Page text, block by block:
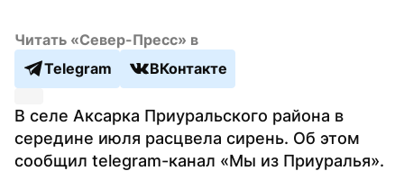
Читать «Север-Пресс» в
Telegram
ВКонтакте
В селе Аксарка Приуральского района в
середине июля расцвела сирень. Об этом
сообщил telegram-канал «Мы из Приуралья».